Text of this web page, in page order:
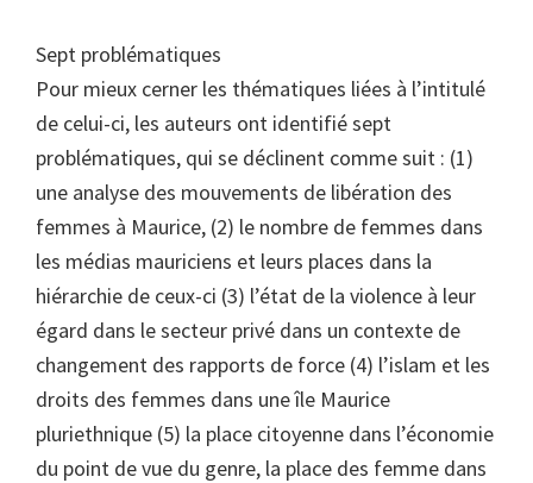
Sept problématiques
Pour mieux cerner les thématiques liées à l’intitulé
de celui-ci, les auteurs ont identifié sept
problématiques, qui se déclinent comme suit : (1)
une analyse des mouvements de libération des
femmes à Maurice, (2) le nombre de femmes dans
les médias mauriciens et leurs places dans la
hiérarchie de ceux-ci (3) l’état de la violence à leur
égard dans le secteur privé dans un contexte de
changement des rapports de force (4) l’islam et les
droits des femmes dans une île Maurice
pluriethnique (5) la place citoyenne dans l’économie
du point de vue du genre, la place des femme dans